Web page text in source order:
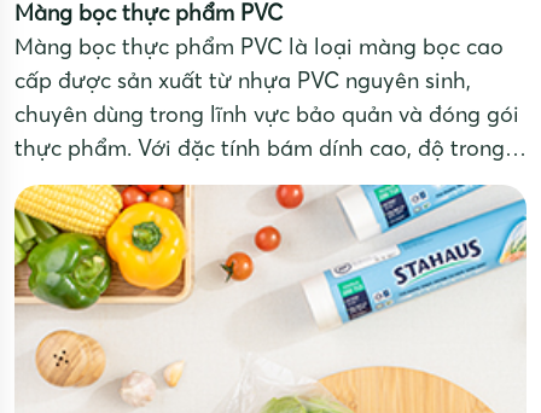
Màng bọc thực phẩm PVC
Màng bọc thực phẩm PVC là loại màng bọc cao
cấp được sản xuất từ nhựa PVC nguyên sinh,
chuyên dùng trong lĩnh vực bảo quản và đóng gói
thực phẩm. Với đặc tính bám dính cao, độ trong
suốt tốt, chống đọng sương giúp thực phẩm luôn
tươi ngon, đẹp mắt, màng PVC là lựa chọn lý
tưởng cho gia đình nhà hàng, siêu thị, cửa hàng
và ngành công nghiệp chế biến thực phẩm.